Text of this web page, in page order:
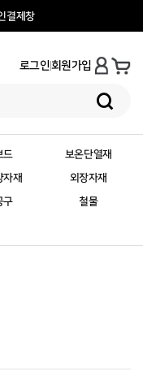
결제창
로그인회원가입
드 보온단열재
자재 외장자재
구 철물